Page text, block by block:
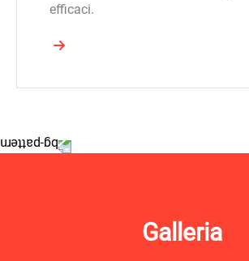
efficaci.
Galleria